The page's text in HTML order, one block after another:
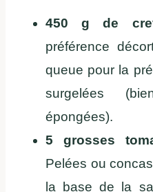
450 g de
préférence
queue pour la
surgelées
épongées).
5 grosses
Pelées ou
la base de la